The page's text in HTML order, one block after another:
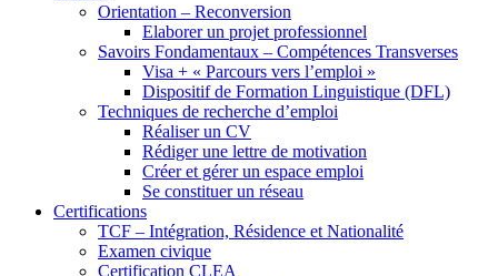
Orientation – Reconversion
Elaborer un projet professionnel
Savoirs Fondamentaux – Compétences Transverses
Visa + « Parcours vers l’emploi »
Dispositif de Formation Linguistique (DFL)
Techniques de recherche d’emploi
Réaliser un CV
Rédiger une lettre de motivation
Créer et gérer un espace emploi
Se constituer un réseau
Certifications
TCF – Intégration, Résidence et Nationalité
Examen civique
Certification CLEA